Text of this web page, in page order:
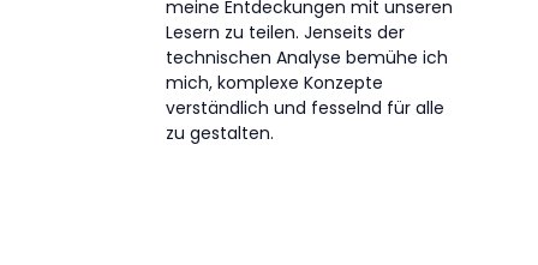
meine Entdeckungen mit unseren
Lesern zu teilen. Jenseits der
technischen Analyse bemühe ich
mich, komplexe Konzepte
verständlich und fesselnd für alle
zu gestalten.